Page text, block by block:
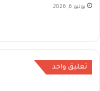
يونيو 6, 2026
تعليق واحد